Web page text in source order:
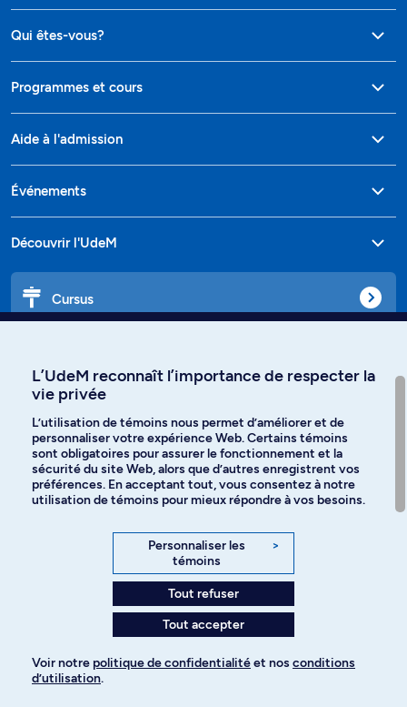
Qui êtes-vous?
Programmes et cours
Aide à l'admission
Événements
Découvrir l'UdeM
Cursus
Langues
Facebook Instagram
YouTube
Politique de confidentialité
L’UdeM reconnaît l’importance de respecter la
vie privée
L’utilisation de témoins nous permet d’améliorer et de
personnaliser votre expérience Web. Certains témoins
sont obligatoires pour assurer le fonctionnement et la
sécurité du site Web, alors que d’autres enregistrent vos
préférences. En acceptant tout, vous consentez à notre
utilisation de témoins pour mieux répondre à vos besoins.
Personnaliser les
témoins
>
Tout refuser
Tout accepter
Voir notre politique de confidentialitéet nos conditions
d’utilisation.